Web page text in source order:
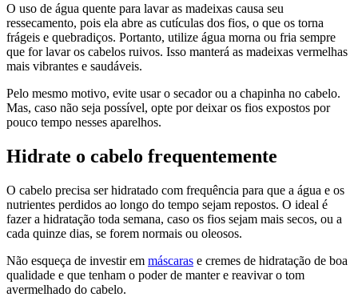
O uso de água quente para lavar as madeixas causa seu
ressecamento, pois ela abre as cutículas dos fios, o que os torna
frágeis e quebradiços. Portanto, utilize água morna ou fria sempre
que for lavar os cabelos ruivos. Isso manterá as madeixas vermelhas
mais vibrantes e saudáveis.
Pelo mesmo motivo, evite usar o secador ou a chapinha no cabelo.
Mas, caso não seja possível, opte por deixar os fios expostos por
pouco tempo nesses aparelhos.
Hidrate o cabelo frequentemente
O cabelo precisa ser hidratado com frequência para que a água e os
nutrientes perdidos ao longo do tempo sejam repostos. O ideal é
fazer a hidratação toda semana, caso os fios sejam mais secos, ou a
cada quinze dias, se forem normais ou oleosos.
Não esqueça de investir em máscaras e cremes de hidratação de boa
qualidade e que tenham o poder de manter e reavivar o tom
avermelhado do cabelo.